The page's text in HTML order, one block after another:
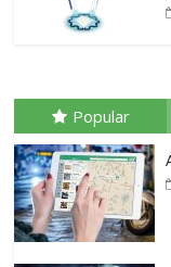
Popular